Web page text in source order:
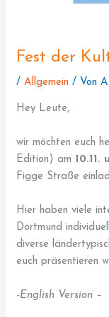
Fest der
/Allgemein / Von
Hey Leute,
wir möchten euch
Edition) am 10.11.
Figge Straße
Hier haben viele
Dortmund
diverse
euch präsentieren
-English Version –